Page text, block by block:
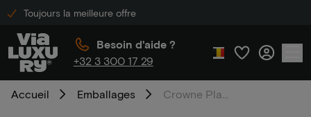
Toujours la meilleure offre
Besoin d'aide ?
+32 3 300 17 29
Accueil Emballages